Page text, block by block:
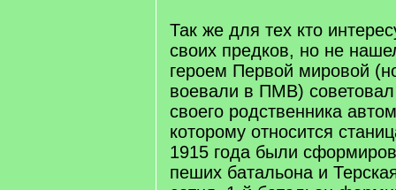
Так же для тех кто
своих предков, но не
героем Первой мировой
воевали в ПМВ)
своего родственника
которому относится
1915 года были
пеших батальона и